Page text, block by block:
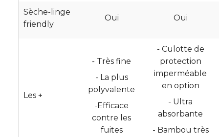
Sèche-linge
friendly
Oui Oui
Les +
- Très fine
- La plus
polyvalente
-Efficace
contre les
fuites
- Culotte de
protection
imperméable
en option
- Ultra
absorbante
- Bambou très